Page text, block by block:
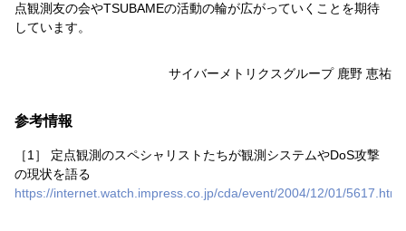
点観測友の会やTSUBAMEの活動の輪が広がっていくことを期待
しています。
サイバーメトリクスグループ 鹿野 恵祐
参考情報
［1］
定点観測のスペシャリストたちが観測システムやDoS攻撃
の現状を語る
https://internet.watch.impress.co.jp/cda/event/2004/12/01/5617.html